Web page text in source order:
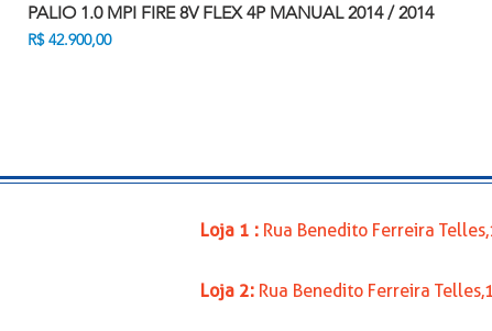
PALIO 1.0 MPI FIRE 8V FLEX 4P MANUAL 2014 / 2014
Preço
R$ 42.900,00
Loja 1 : Rua Benedito Ferreira
Loja 2: Rua Benedito Ferreira